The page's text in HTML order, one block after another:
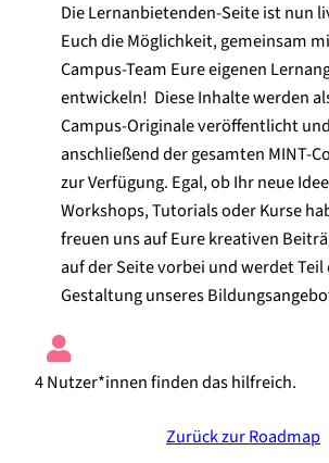
Die Lernanbietenden-Seite ist nun
Euch die Möglichkeit, gemeinsam
Campus-Team Eure eigenen
entwickeln! Diese Inhalte werden
Campus-Originale veröffentlicht
anschließend der gesamten MINT-
zur Verfügung. Egal, ob Ihr neue
Workshops, Tutorials oder Kurse
freuen uns auf Eure kreativen
auf der Seite vorbei und werdet Teil
Gestaltung unseres
4 Nutzer*innen finden das hilfreich.
Zurück zur Roadmap